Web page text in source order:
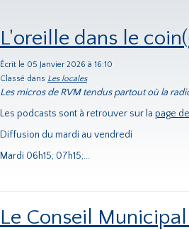
L'oreille dans le
Écrit le 05 Janvier 2026 à 16:10
Classé dans Les locales
Les micros de RVM tendus partout où la
Les podcasts sont à retrouver sur la page
Diffusion du mardi au vendredi
Mardi 06h15; 07h15;...
Le Conseil